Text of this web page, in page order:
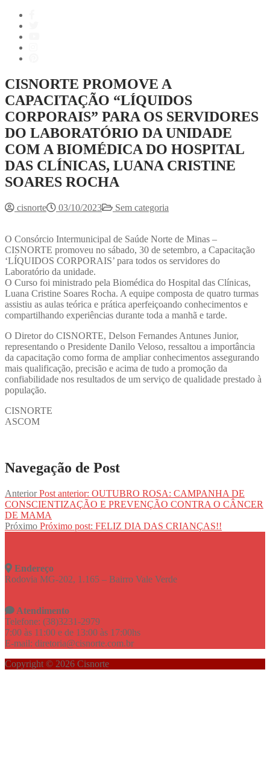
CISNORTE PROMOVE A
CAPACITAÇÃO “LÍQUIDOS
CORPORAIS” PARA OS SERVIDORES
DO LABORATÓRIO DA UNIDADE
COM A BIOMÉDICA DO HOSPITAL
DAS CLÍNICAS, LUANA CRISTINE
SOARES ROCHA
cisnorte 03/10/2023 Sem categoria
O Consórcio Intermunicipal de Saúde Norte de Minas –
CISNORTE promoveu no sábado, 30 de setembro, a Capacitação
‘LÍQUIDOS CORPORAIS’ para todos os servidores do
Laboratório da unidade.
O Curso foi ministrado pela Biomédica do Hospital das Clínicas,
Luana Cristine Soares Rocha. A equipe composta de quatro turmas
assistiu as aulas teórica e prática aperfeiçoando conhecimentos e
compartilhando experiências durante toda a manhã e tarde.
O Diretor do CISNORTE, Delson Fernandes Antunes Junior,
representando o Presidente Danilo Veloso, ressaltou a importância
da capacitação como forma de ampliar conhecimentos assegurando
mais qualificação, precisão e acima de tudo a promoção da
confiabilidade nos resultados de um serviço de qualidade prestado à
população.
CISNORTE
ASCOM
Navegação de Post
Anterior Post anterior: OUTUBRO ROSA: CAMPANHA DE
CONSCIENTIZAÇÃO E PREVENÇÃO CONTRA O CÂNCER
DE MAMA
Próximo Próximo post: FELIZ DIA DAS CRIANÇAS!!
Endereço
Rodovia MG-202, 1.165 – Bairro Vale Verde
Atendimento
Telefone: (38)3231-2979
7:00 às 11:00 e de 13:00 às 17:00hs
E-mail: diretoria@cisnorte.com.br
Copyright © 2026 Cisnorte